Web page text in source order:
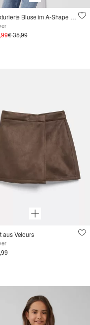
Strukturierte Bluse im A-Shape mit Bubikragen und Spitze
€ 35,99
aus Velours